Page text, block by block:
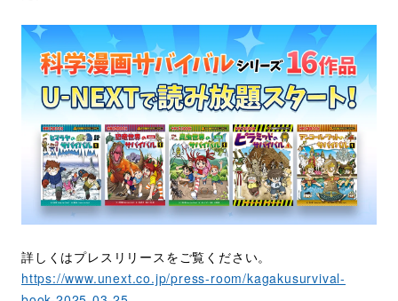
詳しくはプレスリリースをご覧ください。
https://www.unext.co.jp/press-room/kagakusurvival-